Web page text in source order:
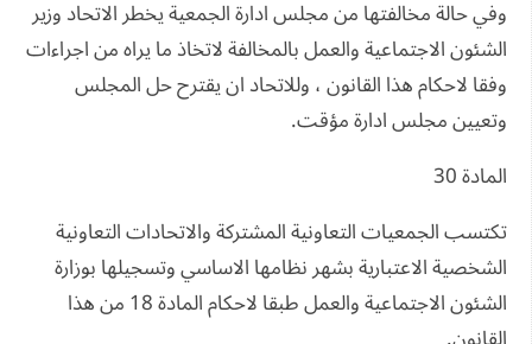
وفي حالة مخالفتها من مجلس ادارة الجمعية يخطر الاتحاد وزير
الشئون الاجتماعية والعمل بالمخالفة لاتخاذ ما يراه من اجراءات
وفقا لاحكام هذا القانون ، وللاتحاد ان يقترح حل المجلس
وتعيين مجلس ادارة مؤقت.
المادة 30
تكتسب الجمعيات التعاونية المشتركة والاتحادات التعاونية
الشخصية الاعتبارية بشهر نظامها الاساسي وتسجيلها بوزارة
الشئون الاجتماعية والعمل طبقا لاحكام المادة 18 من هذا